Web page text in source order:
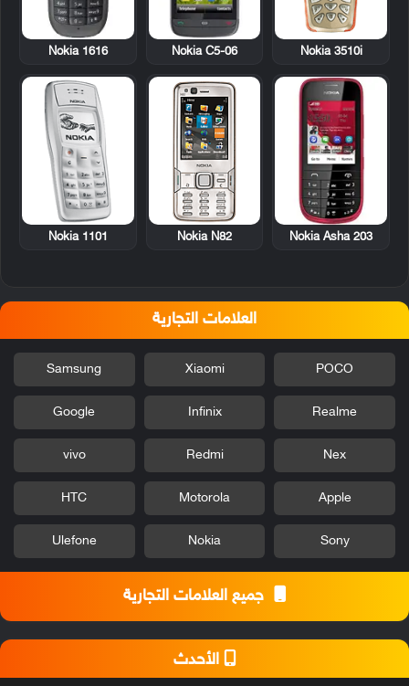
Nokia 3510i
Nokia C5-06
Nokia 1616
Nokia Asha 203
Nokia N82
Nokia 1101
العلامات التجارية
POCO
Xiaomi
Samsung
Realme
Infinix
Google
Nex
Redmi
vivo
Apple
Motorola
HTC
Sony
Nokia
Ulefone
جميع العلامات التجارية
الأحدث